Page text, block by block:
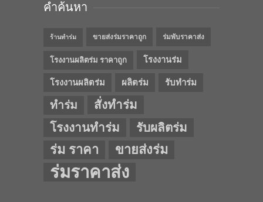
คำค้นหา
ร้านทำร่ม ขายส่งร่มราคาถูก ร่มพับราคาส่ง
โรงงานผลิตร่ม ราคาถูก โรงงานร่ม
โรงงานผลิตร่ม ผลิตร่ม รับทำร่ม
ทำร่ม
สั่งทำร่ม
โรงงานทำร่ม
รับผลิตร่ม
ร่ม ราคา ขายส่งร่ม
ร่มราคาส่ง